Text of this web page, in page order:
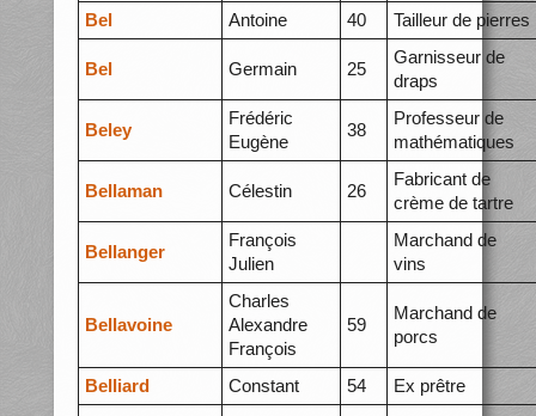
Bel
Antoine 40 Tailleur de pierres
Bel Germain 25
Garnisseur de
draps
Beley
Frédéric
Eugène
38
Professeur de
mathématiques
Bellaman Célestin 26
Fabricant de
crème de tartre
Bellanger
François
Julien
Marchand de
vins
Bellavoine
Charles
Alexandre
François
59
Marchand de
porcs
Belliard Constant 54 Ex prêtre